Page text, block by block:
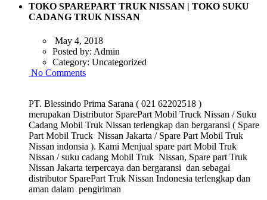
TOKO SPAREPART TRUK NISSAN | TOKO SUKU
CADANG TRUK NISSAN
May 4, 2018
Posted by: Admin
Category: Uncategorized
No Comments
PT. Blessindo Prima Sarana ( 021 62202518 )
merupakan Distributor SparePart Mobil Truck Nissan / Suku
Cadang Mobil Truk Nissan terlengkap dan bergaransi ( Spare
Part Mobil Truck Nissan Jakarta / Spare Part Mobil Truk
Nissan indonsia ). Kami Menjual spare part Mobil Truk
Nissan / suku cadang Mobil Truk Nissan, Spare part Truk
Nissan Jakarta terpercaya dan bergaransi dan sebagai
distributor SparePart Truk Nissan Indonesia terlengkap dan
aman dalam pengiriman